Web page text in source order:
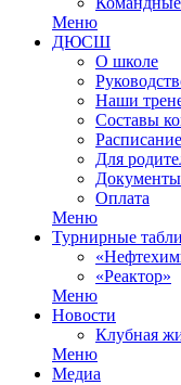
Меню
ДЮСШ
О школе
Наши
Составы
Расписание
Для
Документы
Оплата
Меню
Турнирные
«Реактор»
Меню
Новости
Клубная
Меню
Медиа